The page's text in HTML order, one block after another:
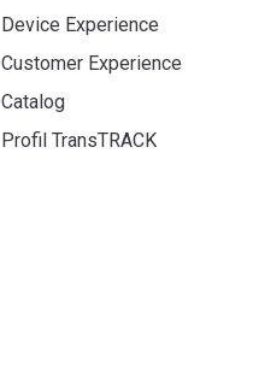
Device Experience
Customer Experience
Catalog
Profil TransTRACK